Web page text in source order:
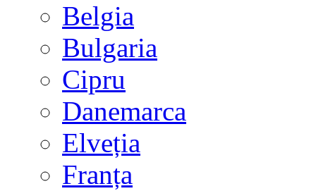
Belgia
Bulgaria
Cipru
Danemarca
Elveția
Franța